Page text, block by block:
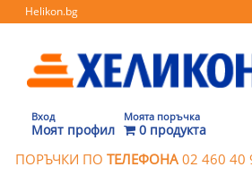
Helikon.bg
Вход
Моят профил
Моята поръчка
0 продукта
ПОРЪЧКИ ПО ТЕЛЕФОНА 02 460 40